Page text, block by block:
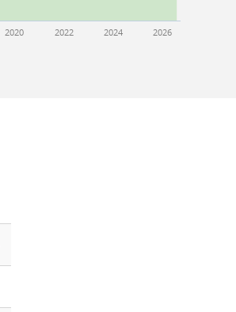
2020 2022 2024 2026